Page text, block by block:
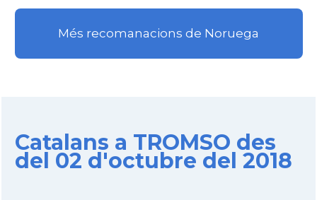
Més recomanacions de Noruega
Catalans a TROMSO des
del 02 d'octubre del 2018